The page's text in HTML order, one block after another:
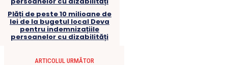
Plăți de peste 10 milioane de
lei de la bugetul local Deva
pentru indemnizațiile
persoanelor cu dizabilități
ARTICOLUL URMĂTOR